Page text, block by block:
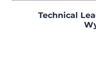
Technical